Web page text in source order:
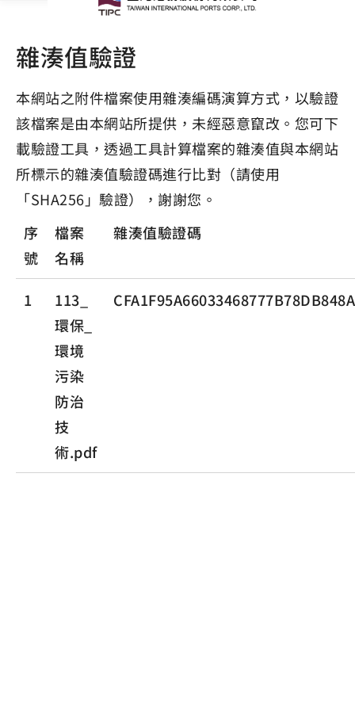
雜湊值驗證
本網站之附件檔案使用雜湊編碼演算方式，以驗證
該檔案是由本網站所提供，未經惡意竄改。您可下
載驗證工具，透過工具計算檔案的雜湊值與本網站
所標示的雜湊值驗證碼進行比對（請使用
「SHA256」驗證），謝謝您。
序
號
檔案
名稱
雜湊值驗證碼
1
113_
環保_
環境
污染
防治
技
術.pdf